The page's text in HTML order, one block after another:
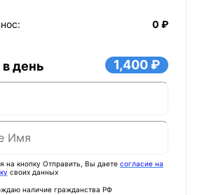
0 ₽
день 1,400 ₽
на кнопку Отправить, Вы даете согласие на
своих данных
наличие гражданства РФ